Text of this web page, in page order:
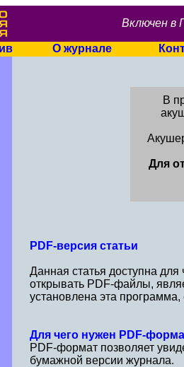
Включен в
О журнале
В
Для
PDF-версия статьи
Данная статья доступна
открывать PDF-файлы,
установлена эта
Для чего нужен PDF-
PDF-формат позволяет
бумажной версии журнала.